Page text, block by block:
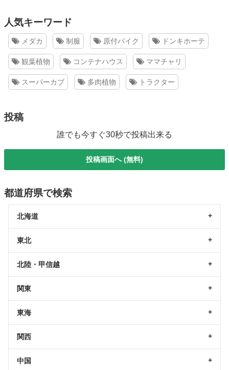
人気キーワード
メダカ 制服 原付バイク ドンキホーテ
観葉植物 コンテナハウス ママチャリ
スーパーカブ 多肉植物 トラクター
投稿
誰でも今すぐ30秒で投稿出来る
投稿画面へ (無料)
都道府県で検索
北海道
東北
北陸・甲信越
関東
東海
関西
中国